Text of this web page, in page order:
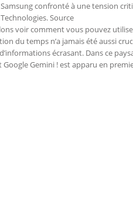
confronté à une tension
Source
voir comment vous pouvez
du temps n’a jamais été aussi
écrasant. Dans ce
Gemini ! est apparu en